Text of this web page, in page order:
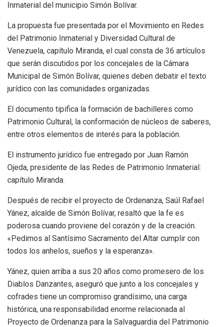
Inmaterial del municipio Simón Bolívar.
La propuesta fue presentada por el Movimiento en Redes
del Patrimonio Inmaterial y Diversidad Cultural de
Venezuela, capítulo Miranda, el cual consta de 36 artículos
que serán discutidos por los concejales de la Cámara
Municipal de Simón Bolívar, quienes deben debatir el texto
jurídico con las comunidades organizadas.
El documento tipifica la formación de bachilleres como
Patrimonio Cultural, la conformación de núcleos de saberes,
entre otros elementos de interés para la población.
El instrumento jurídico fue entregado por Juan Ramón
Ojeda, presidente de las Redes de Patrimonio Inmaterial:
capítulo Miranda.
Después de recibir el proyecto de Ordenanza, Saúl Rafael
Yánez, alcalde de Simón Bolívar, resaltó que la fe es
poderosa cuando proviene del corazón y de la creación.
«Pedimos al Santísimo Sacramento del Altar cumplir con
todos los anhelos, sueños y la esperanza».
Yánez, quien arriba a sus 20 años como promesero de los
Diablos Danzantes, aseguró que junto a los concejales y
cofrades tiene un compromiso grandísimo, una carga
histórica, una responsabilidad enorme relacionada al
Proyecto de Ordenanza para la Salvaguardia del Patrimonio